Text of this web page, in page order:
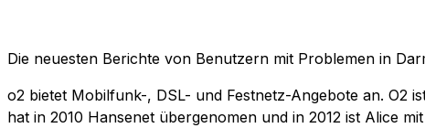
Die neuesten Berichte von Benutzern mit Problemen in
o2 bietet Mobilfunk-, DSL- und Festnetz-Angebote an. O2
hat in 2010 Hansenet übergenomen und in 2012 ist Alice